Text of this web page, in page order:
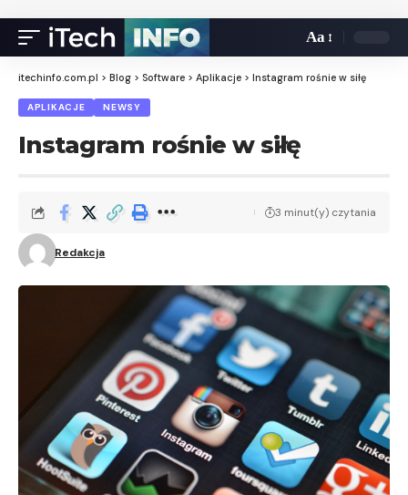
Aa
itechinfo.com.pl > Blog > Software > Aplikacje > Instagram rośnie w siłę
APLIKACJE NEWSY
Instagram rośnie w siłę
Redakcja
3 minut(y) czytania